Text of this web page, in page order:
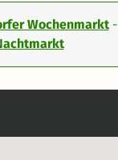
Wochenmarkt-